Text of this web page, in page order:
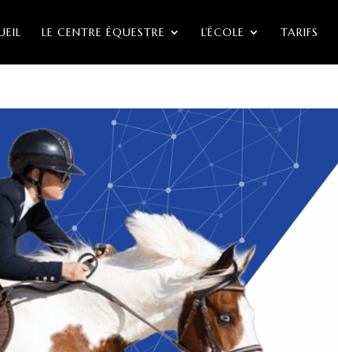
LE CENTRE ÉQUESTRE L’ÉCOLE TARIFS